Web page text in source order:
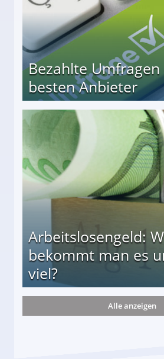
Bezahlte Umfragen
besten Anbieter
Arbeitslosengeld:
bekommt man es
viel?
und wie viel?
Alle anzeigen